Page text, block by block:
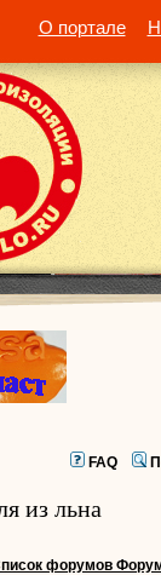
О портале
FAQ
из льна
форумов